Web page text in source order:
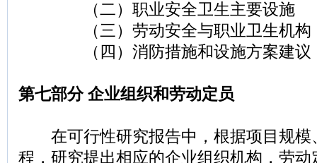
（二）职业安全卫生主要设施
（三）劳动安全与职业卫生机构
（四）消防措施和设施方案建议
第七部分 企业组织和劳动定员
在可行性研究报告中，根据项目规模
程，研究提出相应的企业组织机构，劳